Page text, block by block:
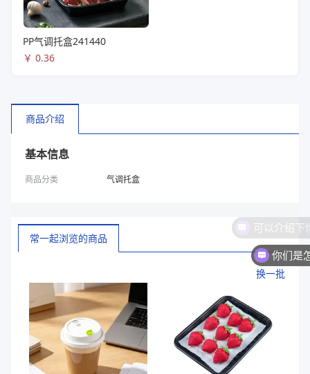
PP气调托盒241440
￥ 0.36
商品介绍
基本信息
商品分类 气调托盒
常一起浏览的商品
换一批
你们是